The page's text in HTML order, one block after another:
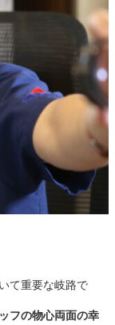
て重要な岐路で
フの物心両面の幸